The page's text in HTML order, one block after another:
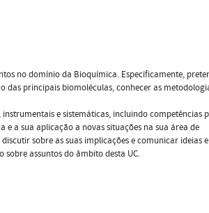
no domínio da Bioquímica. Especificamente,
das principais biomoléculas, conhecer as
e sistemáticas, incluindo competências
a sua aplicação a novas situações na sua área de
sobre as suas implicações e comunicar ideias e
assuntos do âmbito desta UC.